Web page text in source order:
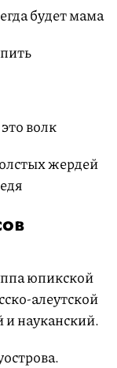
будет мама
волк
жердей
юпикской
алеутской
науканский.